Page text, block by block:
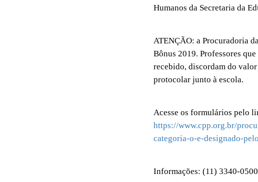
Humanos da Secretaria da
ATENÇÃO: a Procuradoria
Bônus 2019. Professores
recebido, discordam do
protocolar junto à escola.
Acesse os formulários pelo
https://www.cpp.org.br/
categoria-o-e-designado-
Informações: (11) 3340-